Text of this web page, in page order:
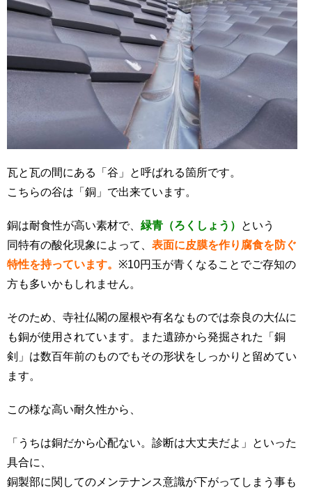
瓦と瓦の間にある「谷」と呼ばれる箇所です。
こちらの谷は「銅」で出来ています。
銅は耐食性が高い素材で、 緑青（ろくしょう）
という
同特有の酸化現象によって、 表面に皮膜を作り腐食を防ぐ
特性を持っています。 ※10円玉が青くなることでご存知の
方も多いかもしれません。
そのため、寺社仏閣の屋根や有名なものでは奈良の大仏に
も銅が使用されています。また遺跡から発掘された「銅
剣」は数百年前のものでもその形状をしっかりと留めてい
ます。
この様な高い耐久性から、
「うちは銅だから心配ない。診断は大丈夫だよ」といった
具合に、
銅製部に関してのメンテナンス意識が下がってしまう事も